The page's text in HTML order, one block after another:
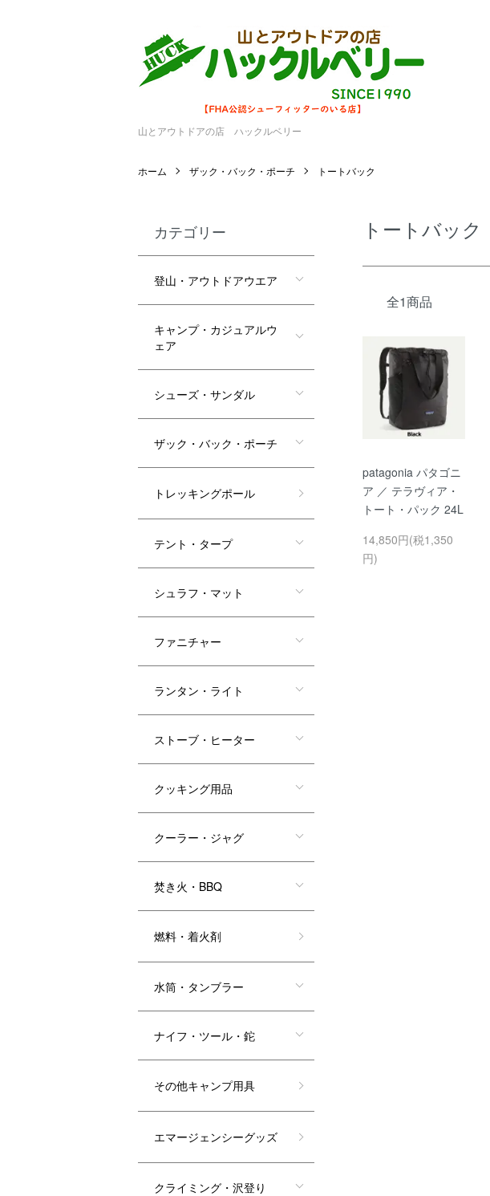
山とアウトドアの店 ハックルベリー
ホーム ザック・バック・ポーチ トートバック
トートバック
全1商品
patagonia パタゴニ
ア ／ テラヴィア・
トート・パック 24L
14,850円(税1,350
円)
カテゴリー
登山・アウトドアウエア
キャンプ・カジュアルウ
ェア
シューズ・サンダル
ザック・バック・ポーチ
トレッキングポール
テント・タープ
シュラフ・マット
ファニチャー
ランタン・ライト
ストーブ・ヒーター
クッキング用品
クーラー・ジャグ
焚き火・BBQ
燃料・着火剤
水筒・タンブラー
ナイフ・ツール・鉈
その他キャンプ用具
エマージェンシーグッズ
クライミング・沢登り